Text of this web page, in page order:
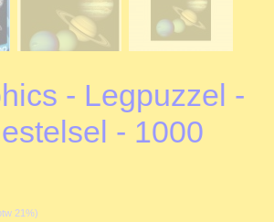
- Legpuzzel -
- 1000
21%)